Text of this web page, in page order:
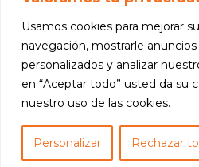
Usamos cookies para mejorar
navegación, mostrarle
personalizados y analizar
en “Aceptar todo” usted da su
nuestro uso de las cookies.
Personalizar Rechazar
Termos e Condições
Política de Privacidade
Política de Devolução e
Copyright © 2026 Argon Soldas (Lei 9610
reservados.